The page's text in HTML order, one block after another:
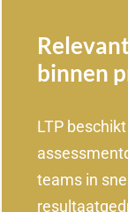
binnen
LTP
teams in